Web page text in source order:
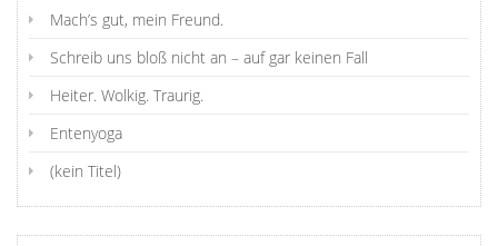
Mach’s gut, mein Freund.
Schreib uns bloß nicht an – auf gar keinen Fall
Heiter. Wolkig. Traurig.
Entenyoga
(kein Titel)